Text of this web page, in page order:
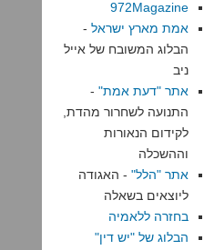
972Magazine
אמת מארץ ישראל -
הבלוג המשובח של אייל
ניב
אתר "דעת אמת" -
התנועה לשחרור מהדת,
לקידום הנאורות
וההשכלה
אתר "הלל" - האגודה
ליוצאים בשאלה
בחזרה ללאמיה
הבלוג של "יש דין"